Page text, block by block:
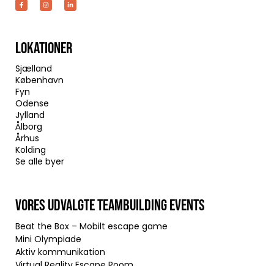
LOKATIONER
Sjælland
København
Fyn
Odense
Jylland
Ålborg
Århus
Kolding
Se alle byer
VORES UDVALGTE TEAMBUILDING EVENTS
Beat the Box – Mobilt escape game
Mini Olympiade
Aktiv kommunikation